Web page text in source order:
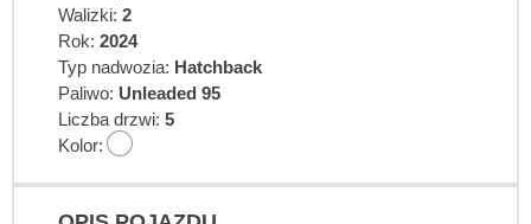
Walizki: 2
Rok: 2024
Typ nadwozia: Hatchback
Paliwo: Unleaded 95
Liczba drzwi: 5
Kolor: